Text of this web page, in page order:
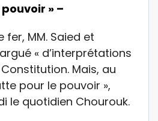
» –
fer, MM. Saied et
« d’interprétations
Mais, au
pour le pouvoir »,
le quotidien Chourouk.